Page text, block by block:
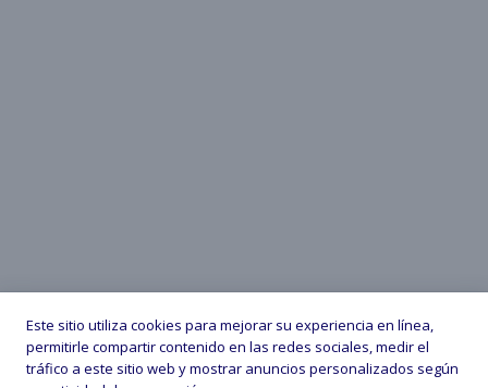
Este sitio utiliza cookies para mejorar su experiencia en línea,
permitirle compartir contenido en las redes sociales, medir el
tráfico a este sitio web y mostrar anuncios personalizados según